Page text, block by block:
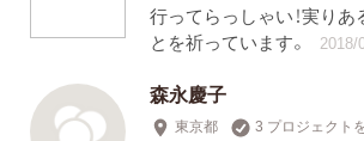
行ってらっしゃい！実り
とを祈っています。
2018/
森永慶子
東京都 3 プロジェクト